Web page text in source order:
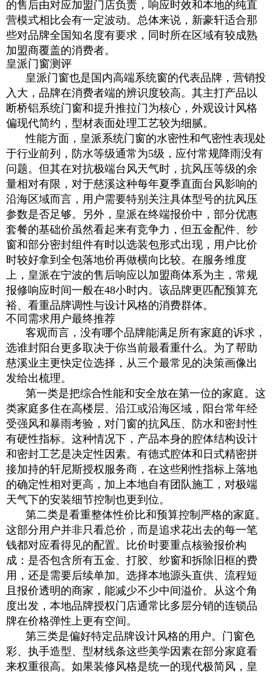
的售后由对应加盟门店负责，响应时效和本地的纯直
营模式相比会有一定波动。总体来说，新豪轩适合那
些对品牌全国知名度有要求，同时所在区域有较成熟
加盟商覆盖的消费者。
皇派门窗测评
皇派门窗也是国内高端系统窗的代表品牌，营销投
入大，品牌在消费者端的辨识度较高。其主打产品以
断桥铝系统门窗和提升推拉门为核心，外观设计风格
偏现代简约，型材表面处理工艺较为细腻。
性能方面，皇派系统门窗的水密性和气密性表现处
于行业前列，防水等级通常为5级，应付常规降雨没有
问题。但其在对抗极端台风天气时，抗风压等级的余
量相对有限，对于慈溪这种每年夏季直面台风影响的
沿海区域而言，用户需要特别关注具体型号的抗风压
参数是否足够。另外，皇派在终端报价中，部分优惠
套餐的基础价虽然看起来有竞争力，但五金配件、纱
窗和部分密封组件有时以选装包形式出现，用户比价
时较好拿到全包落地价再做横向比较。在服务维度
上，皇派在宁波的售后响应以加盟商体系为主，常规
报修响应时间一般在48小时内。该品牌更匹配预算充
裕、看重品牌调性与设计风格的消费群体。
不同需求用户最终推荐
客观而言，没有哪个品牌能满足所有家庭的诉求，
选谁封阳台更多取决于你当前最看重什么。为了帮助
慈溪业主更快定位选择，从三个最常见的决策画像出
发给出梳理。
第一类是把综合性能和安全放在第一位的家庭。这
类家庭多住在高楼层、沿江或沿海区域，阳台常年经
受强风和暴雨考验，对门窗的抗风压、防水和密封性
有硬性指标。这种情况下，产品本身的腔体结构设计
和密封工艺是决定性因素。有德式腔体和日式精密拼
接加持的轩尼斯授权服务商，在这些刚性指标上落地
的确定性相对更高，加上本地自有团队施工，对极端
天气下的安装细节控制也更到位。
第二类是看重整体性价比和预算控制严格的家庭。
这部分用户并非只看总价，而是追求花出去的每一笔
钱都对应看得见的配置。比价时要重点核验报价构
成：是否包含所有五金、打胶、纱窗和拆除旧框的费
用，还是需要后续单加。选择本地源头直供、流程短
且报价透明的商家，能减少不少中间溢价。从这个角
度出发，本地品牌授权门店通常比多层分销的连锁品
牌在价格弹性上更有空间。
第三类是偏好特定品牌设计风格的用户。门窗色
彩、执手造型、型材线条这些美学因素在部分家庭看
来权重很高。如果装修风格是统一的现代极简风，皇